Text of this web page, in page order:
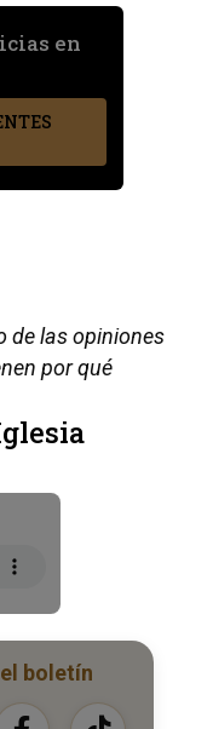
en
de las opiniones
por qué
boletín